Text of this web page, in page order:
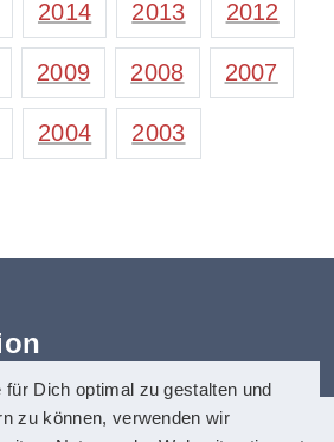
2014 2013 2012
2009 2008 2007
2004 2003
für Dich optimal zu gestalten und
zu können, verwenden wir